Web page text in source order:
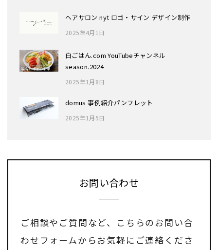
ヘアサロン nyt ロゴ・サイン デザイン制作
2025年4月1日
白ごはん.com YouTubeチャンネル
season.2024
2025年1月8日
domus 事例紹介パンフレット
2025年1月5日
お問い合わせ
ご相談やご質問など、
こちらのお問い合
わせフォームからお気軽にご連絡くださ